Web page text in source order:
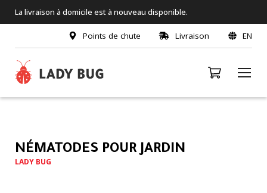
La livraison à domicile est à nouveau disponible.
Points de chute Livraison EN
NÉMATODES POUR JARDIN
LADY BUG